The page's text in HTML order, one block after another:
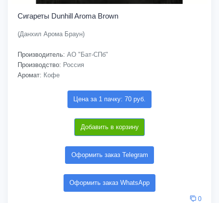
Сигареты Dunhill Aroma Brown
(Данхил Арома Браун)
Производитель: АО "Бат-СПб"
Производство: Россия
Аромат: Кофе
Цена за 1 пачку: 70 руб.
Добавить в корзину
Оформить заказ Telegram
Оформить заказ WhatsApp
0